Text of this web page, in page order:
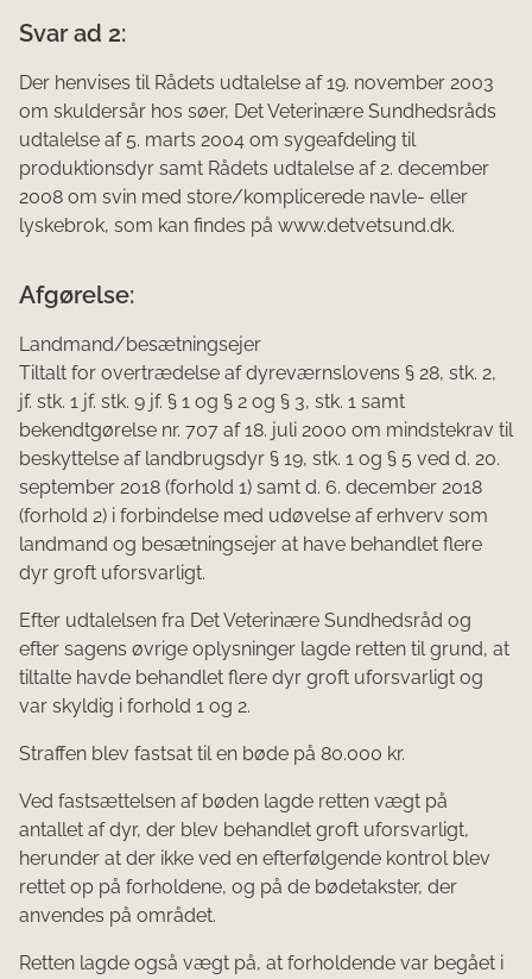
Svar ad 2:
Der henvises til Rådets udtalelse af 19. november 2003
om skuldersår hos søer, Det Veterinære Sundhedsråds
udtalelse af 5. marts 2004 om sygeafdeling til
produktionsdyr samt Rådets udtalelse af 2. december
2008 om svin med store/komplicerede navle- eller
lyskebrok, som kan findes på www.detvetsund.dk.
Afgørelse:
Landmand/besætningsejer
Tiltalt for overtrædelse af dyreværnslovens § 28, stk. 2,
jf. stk. 1 jf. stk. 9 jf. § 1 og § 2 og § 3, stk. 1 samt
bekendtgørelse nr. 707 af 18. juli 2000 om mindstekrav til
beskyttelse af landbrugsdyr § 19, stk. 1 og § 5 ved d. 20.
september 2018 (forhold 1) samt d. 6. december 2018
(forhold 2) i forbindelse med udøvelse af erhverv som
landmand og besætningsejer at have behandlet flere
dyr groft uforsvarligt.
Efter udtalelsen fra Det Veterinære Sundhedsråd og
efter sagens øvrige oplysninger lagde retten til grund, at
tiltalte havde behandlet flere dyr groft uforsvarligt og
var skyldig i forhold 1 og 2.
Straffen blev fastsat til en bøde på 80.000 kr.
Ved fastsættelsen af bøden lagde retten vægt på
antallet af dyr, der blev behandlet groft uforsvarligt,
herunder at der ikke ved en efterfølgende kontrol blev
rettet op på forholdene, og på de bødetakster, der
anvendes på området.
Retten lagde også vægt på, at forholdende var begået i